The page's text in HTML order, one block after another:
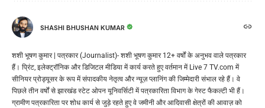
SHASHI BHUSHAN KUMAR
शशी भूषण कुमार | पत्रकार (Journalist)- शशी भूषण कुमार 12+ वर्षों के अनुभव वाले पत्रकार
हैं। प्रिंट, इलेक्ट्रॉनिक और डिजिटल मीडिया में कार्य करते हुए वर्तमान में Live 7 TV.com में
सीनियर प्रोड्यूसर के रूप में संपादकीय नेतृत्व और न्यूज़ प्लानिंग की जिम्मेदारी संभाल रहे हैं। वे
पिछले तीन वर्षों से झारखंड स्टेट ओपन यूनिवर्सिटी में पत्रकारिता विभाग के गेस्ट फैकल्टी भी हैं।
ग्रामीण पत्रकारिता पर शोध कार्य से जुड़े रहते हुए वे जमीनी और आदिवासी क्षेत्रों की आवाज़ को